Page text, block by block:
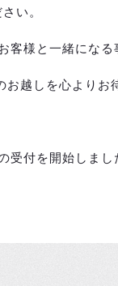
い。
客様と一緒になる
越しを心よりお
受付を開始しまし